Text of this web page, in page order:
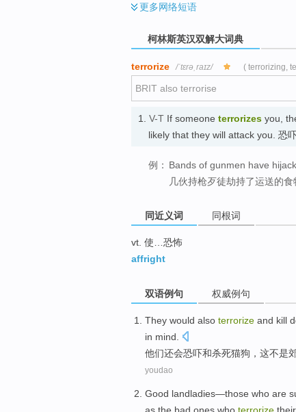
更多网络短语
柯林斯英汉双解大词典
terrorize /ˈtɛrəˌraɪz/ ( terrorizing,
BRIT also terrorise
1. V-T If someone terrorizes you,
likely that they will attack you. 恐
例： Bands of gunmen have
几伙持枪歹徒劫持了运送的食
同近义词 同根词
vt. 使…恐怖
affright
双语例句 权威例句
They would also terrorize and kill
in mind
他们还会恐吓和杀死猫狗 ， 这不是
youdao
Good landladies—those who are